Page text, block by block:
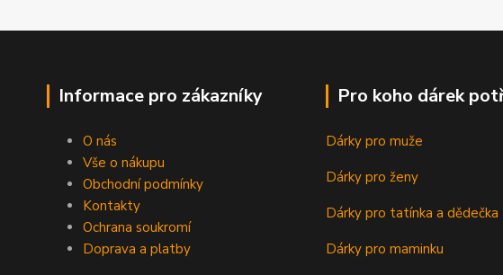
Informace pro zákazníky
O nás
Vše o nákupu
Obchodní podmínky
Kontakty
Ochrana soukromí
Doprava a platby
Pro koho dárek
Dárky pro muže
Dárky pro ženy
Dárky pro tatínka a dědečka
Dárky pro maminku